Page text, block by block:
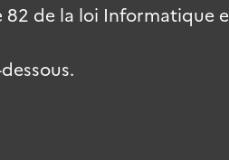
82 de la loi Informatique